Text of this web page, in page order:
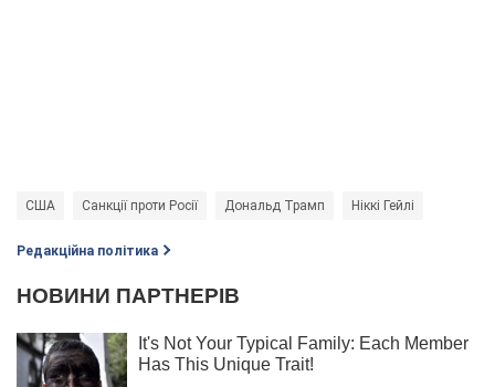
США Санкції проти Росії Дональд Трамп Ніккі Гейлі
Редакційна політика